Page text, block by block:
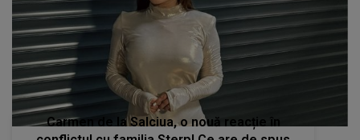
Carmen de la Salciua, o nouă reacție în